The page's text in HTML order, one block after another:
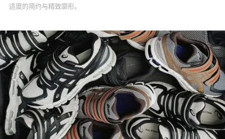
适度的简约与精致廓形。